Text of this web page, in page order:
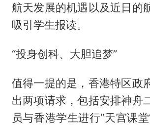
航天发展的机遇以及近日的
吸引学生报读。
“投身创科、大胆追梦”
值得一提的是，香港特区政
出两项请求，包括安排神舟
员与香港学生进行“天宫课